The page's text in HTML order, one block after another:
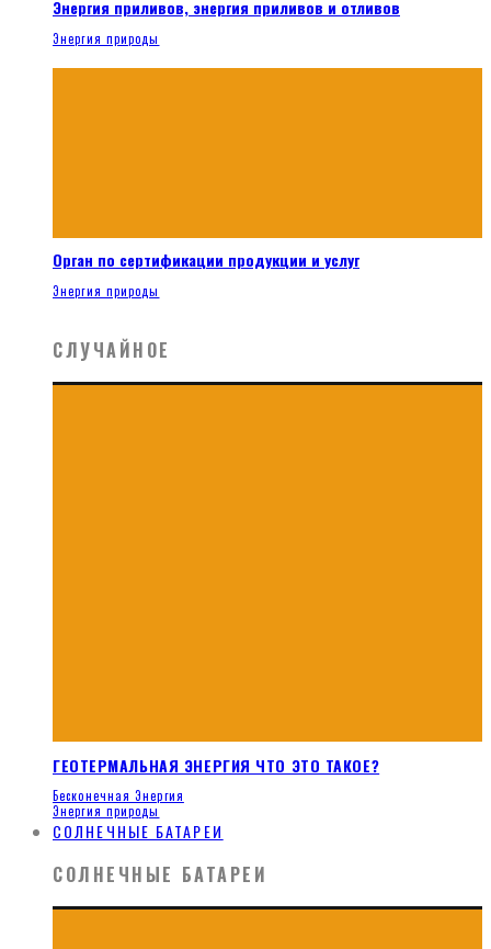
Энергия приливов, энергия приливов и отливов
Энергия природы
Орган по сертификации продукции и услуг
Энергия природы
СЛУЧАЙНОЕ
ГЕОТЕРМАЛЬНАЯ ЭНЕРГИЯ ЧТО ЭТО ТАКОЕ?
Бесконечная Энергия
Энергия природы
СОЛНЕЧНЫЕ БАТАРЕИ
СОЛНЕЧНЫЕ БАТАРЕИ